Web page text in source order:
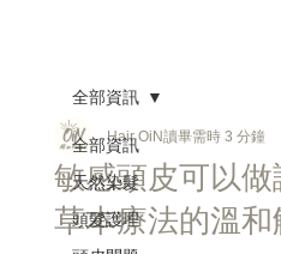
全部資訊
天然染髮
頭髮護理
全部資訊
敏感頭皮可以
草本療法的溫和
Hair OiN讀畢需時 3 分鐘